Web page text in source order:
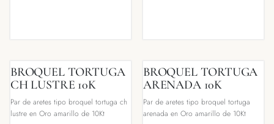
BROQUEL TORTUGA
CH LUSTRE 10K
Par de aretes tipo broquel tortuga ch
lustre en Oro amarillo de 10Kt
BROQUEL TORTUGA
ARENADA 10K
Par de aretes tipo broquel tortuga
arenada en Oro amarillo de 10Kt